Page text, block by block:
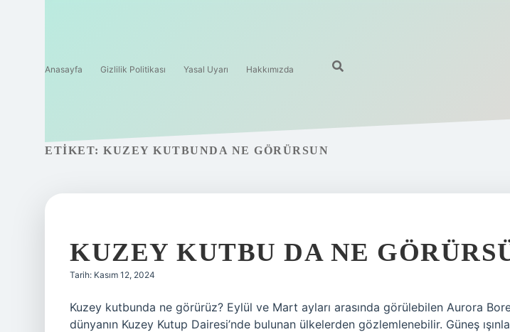
Anasayfa Gizlilik Politikası Yasal Uyarı Hakkımızda
ETIKET: KUZEY KUTBUNDA NE GÖRÜRSUN
KUZEY KUTBU DA NE
Tarih: Kasım 12, 2024
Kuzey kutbunda ne görürüz? Eylül ve Mart ayları arasında görülebilen Aurora
dünyanın Kuzey Kutup Dairesi’nde bulunan ülkelerden gözlemlenebilir. Güneş